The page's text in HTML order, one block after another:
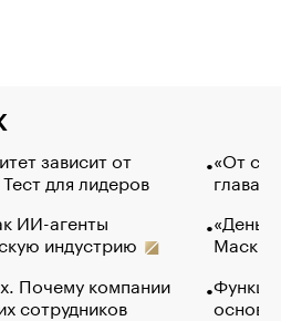
зависит от
для лидеров
ИИ-агенты
индустрию
Почему компании
сотрудников
«От
глава
Маск в
основ